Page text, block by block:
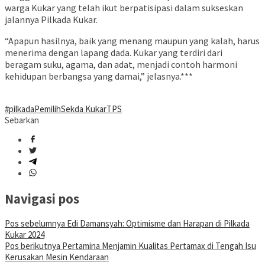
warga Kukar yang telah ikut berpatisipasi dalam sukseskan
jalannya Pilkada Kukar.
“Apapun hasilnya, baik yang menang maupun yang kalah, harus
menerima dengan lapang dada. Kukar yang terdiri dari
beragam suku, agama, dan adat, menjadi contoh harmoni
kehidupan berbangsa yang damai,” jelasnya.***
#pilkadaPemilihSekda KukarTPS
Sebarkan
Navigasi pos
Pos sebelumnya Edi Damansyah: Optimisme dan Harapan di Pilkada
Kukar 2024
Pos berikutnya Pertamina Menjamin Kualitas Pertamax di Tengah Isu
Kerusakan Mesin Kendaraan